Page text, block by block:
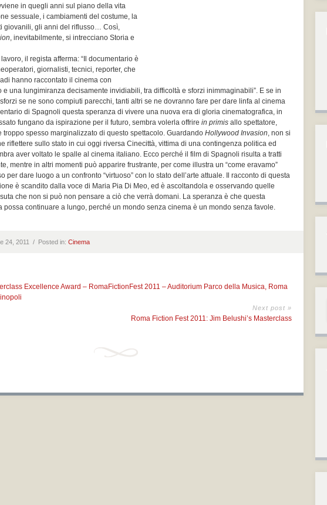
in quegli anni sul piano della vita
sessuale, i cambiamenti del costume, la
giovanili, gli anni del riflusso… Così,
, inevitabilmente, si intrecciano Storia e
il regista afferma: “Il documentario è
giornalisti, tecnici, reporter, che
hanno raccontato il cinema con
e una lungimiranza decisamente invidiabili, tra difficoltà e sforzi inimmaginabili”. E se in
se ne sono compiuti parecchi, tanti altri se ne dovranno fare per dare linfa al cinema
di Spagnoli questa speranza di vivere una nuova era di gloria cinematografica, in
fungano da ispirazione per il futuro, sembra volerla offrire in primis allo spettatore,
troppo spesso marginalizzato di questo spettacolo. Guardando Hollywood Invasion, non si
riflettere sullo stato in cui oggi riversa Cinecittà, vittima di una contingenza politica ed
aver voltato le spalle al cinema italiano. Ecco perché il film di Spagnoli risulta a tratti
mentre in altri momenti può apparire frustrante, per come illustra un “come eravamo”
per dare luogo a un confronto “virtuoso” con lo stato dell’arte attuale. Il racconto di questa
è scandito dalla voce di Maria Pia Di Meo, ed è ascoltandola e osservando quelle
che non si può non pensare a ciò che verrà domani. La speranza è che questa
possa continuare a lungo, perché un mondo senza cinema è un mondo senza favole.
24, 2011 / Posted in: Cinema
Excellence Award – RomaFictionFest 2011 – Auditorium Parco della Musica, Roma
Next post »
Roma Fiction Fest 2011: Jim Belushi’s Masterclass